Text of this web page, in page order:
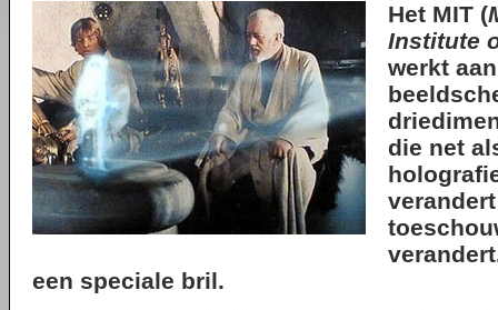
Het MIT (
Institute
werkt
die net
een speciale bril.